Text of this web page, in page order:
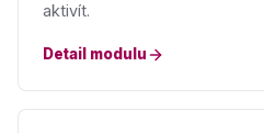
aktivít.
Detail modulu